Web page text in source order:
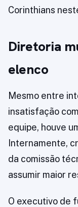
Corinthians
Diretoria
elenco
Mesmo entre
insatisfação
equipe, houve
Internamente,
da comissão
assumir maior
O executivo de